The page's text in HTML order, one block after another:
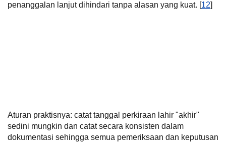
penanggalan lanjut dihindari tanpa alasan yang kuat. [12]
Aturan praktisnya: catat tanggal perkiraan lahir "akhir"
sedini mungkin dan catat secara konsisten dalam
dokumentasi sehingga semua pemeriksaan dan keputusan